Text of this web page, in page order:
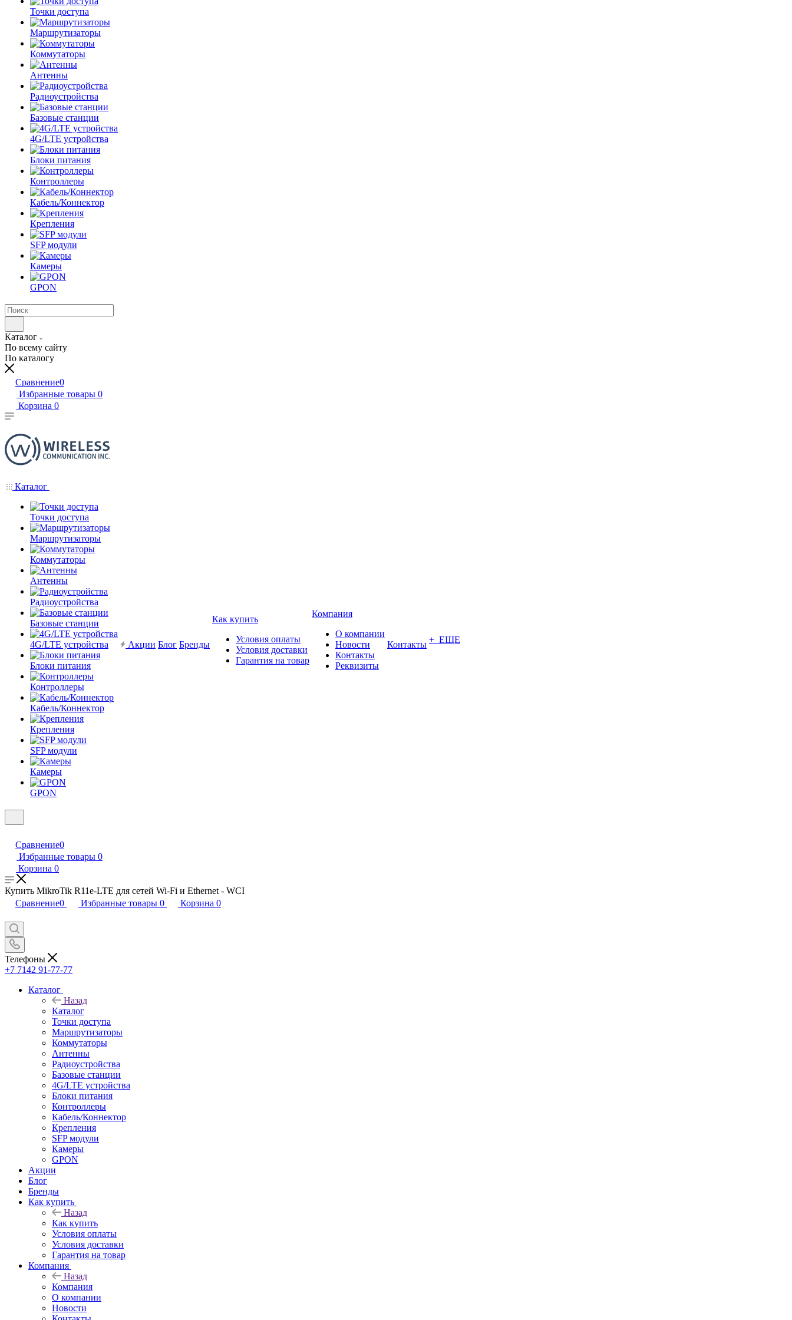
Точки доступа
Маршрутизаторы
Коммутаторы
Антенны
Радиоустройства
Базовые станции
4G/LTE устройства
Блоки питания
Контроллеры
Кабель/Коннектор
Крепления
SFP модули
Камеры
GPON
Каталог
По всему сайту
По каталогу
Сравнение0
Избранные товары 0
Корзина 0
Каталог
Точки доступа
Маршрутизаторы
Коммутаторы
Антенны
Радиоустройства
Базовые станции
4G/LTE устройства
Блоки питания
Контроллеры
Кабель/Коннектор
Крепления
SFP модули
Камеры
GPON
Акции Блог Бренды
Как купить
Условия оплаты
Условия доставки
Гарантия на товар
Компания
О компании
Новости
Контакты
Реквизиты
Контакты + ЕЩЕ
Сравнение0
Избранные товары 0
Корзина 0
Купить MikroTik R11e-LTE для сетей Wi-Fi и Ethernet - WCI
Сравнение0 Избранные товары 0 Корзина 0
Телефоны
+7 7142 91-77-77
Каталог
Назад
Каталог
Точки доступа
Маршрутизаторы
Коммутаторы
Антенны
Радиоустройства
Базовые станции
4G/LTE устройства
Блоки питания
Контроллеры
Кабель/Коннектор
Крепления
SFP модули
Камеры
GPON
Акции
Блог
Бренды
Как купить
Назад
Как купить
Условия оплаты
Условия доставки
Гарантия на товар
Компания
Назад
Компания
О компании
Новости